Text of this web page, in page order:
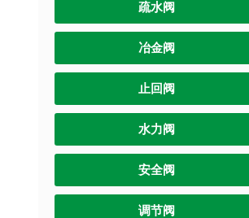
疏水阀
冶金阀
止回阀
水力阀
安全阀
调节阀